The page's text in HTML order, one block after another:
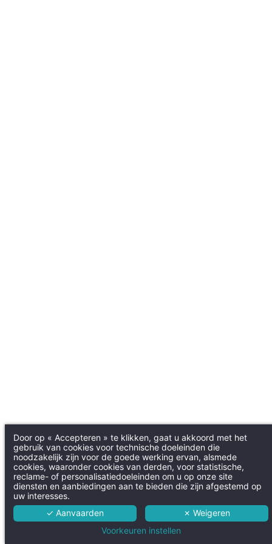
Door op « Accepteren » te klikken, gaat u akkoord met het
gebruik van cookies voor technische doeleinden die
noodzakelijk zijn voor de goede werking ervan, alsmede
cookies, waaronder cookies van derden, voor statistische,
reclame- of personalisatiedoeleinden om u op onze site
diensten en aanbiedingen aan te bieden die zijn afgestemd op
uw interesses.
✓ Aanvaarden
✗ Weigeren
Voorkeuren instellen